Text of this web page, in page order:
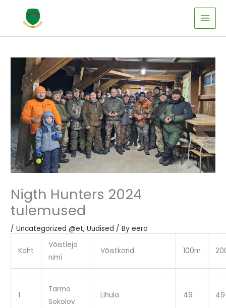
Nigth Hunters 2024
tulemused
/Uncategorized @et,Uudised / Byeero
Koht
Võistleja
nimi
Võistkond 100m
1
Tarmo
Sokolov
Lihula 49 49